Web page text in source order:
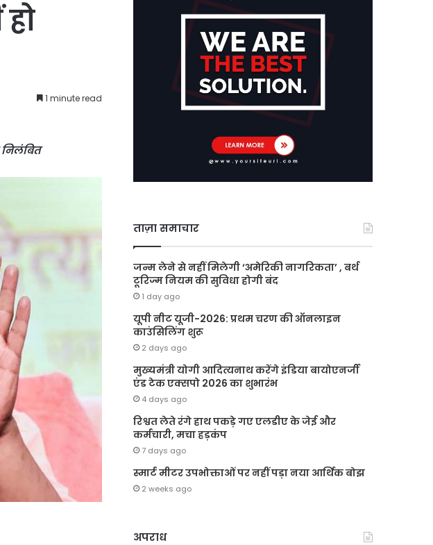
1 minute read
ताज़ा समाचार
जन्म लेने से नहीं मिलेगी ‘अमेरिकी नागरिकता’ , बर्थ
टूरिज्म नियम की सुविधा होगी बंद
1 day ago
यूपी नीट यूजी-2026: प्रथम चरण की ऑनलाइन
काउंसिलिंग शुरू
2 days ago
मुख्यमंत्री योगी आदित्यनाथ करेंगे इंडिया बायोएनर्जी
एंड टेक एक्सपो 2026 का शुभारंभ
4 days ago
रिश्वत लेते रंगे हाथ पकड़े गए एलडीए के जेई और
कर्मचारी, मचा हड़कंप
7 days ago
स्मार्ट मीटर उपभोक्ताओं पर नहीं पड़ा नया आर्थिक बोझ
2 weeks ago
अपराध